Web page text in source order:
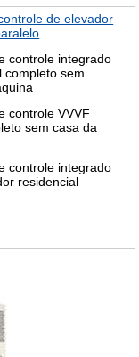
de elevador
controle integrado
completo sem
controle VVVF
sem casa da
controle integrado
residencial